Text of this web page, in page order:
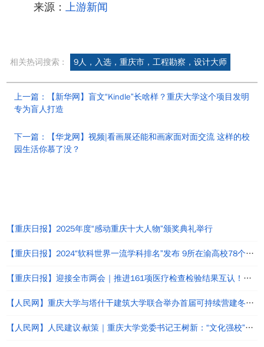
来源：上游新闻
相关热词搜索 : 9人，入选，重庆市，工程勘察，设计大师
上一篇：【新华网】盲文“Kindle”长啥样？重庆大学这个项目发明
专为盲人打造
下一篇：【华龙网】视频|看画展还能和画家面对面交流 这样的校
园生活你慕了没？
【重庆日报】2025年度“感动重庆十大人物”颁奖典礼举行
【重庆日报】2024“软科世界一流学科排名”发布 9所在渝高校78个学科上榜
【重庆日报】迎接全市两会｜推进161项医疗检查检验结果互认！这份提案让我市高品质医疗“更进一步”
【人民网】重庆大学与塔什干建筑大学联合举办首届可持续营建冬季研习营
【人民网】人民建议·献策｜重庆大学党委书记王树新：“文化强校”与“文化强国”建设应同频共振